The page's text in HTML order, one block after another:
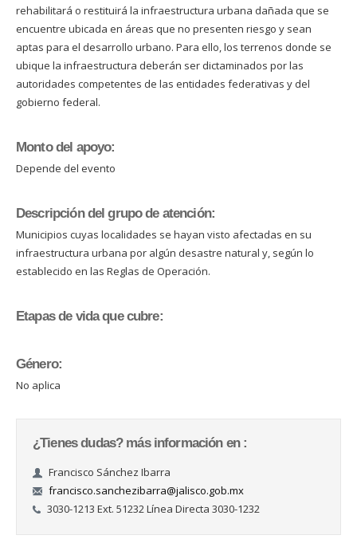
rehabilitará o restituirá la infraestructura urbana dañada que se
encuentre ubicada en áreas que no presenten riesgo y sean
aptas para el desarrollo urbano. Para ello, los terrenos donde se
ubique la infraestructura deberán ser dictaminados por las
autoridades competentes de las entidades federativas y del
gobierno federal.
Monto del apoyo:
Depende del evento
Descripción del grupo de atención:
Municipios cuyas localidades se hayan visto afectadas en su
infraestructura urbana por algún desastre natural y, según lo
establecido en las Reglas de Operación.
Etapas de vida que cubre:
Género:
No aplica
¿Tienes dudas? más información en :
Francisco Sánchez Ibarra
francisco.sanchezibarra@jalisco.gob.mx
3030-1213 Ext. 51232 Línea Directa 3030-1232